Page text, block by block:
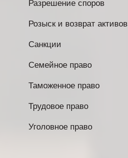
Разрешение споров
Розыск и возврат активов
Санкции
Семейное право
Таможенное право
Трудовое право
Уголовное право